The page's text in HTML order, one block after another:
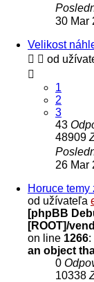
30 Mar
Velikost
od
1
2
3
43
48909
26 Mar
Horuce temy
od užívateľa
[phpBB
[ROOT]/
on line 1266:
an object
0
10338